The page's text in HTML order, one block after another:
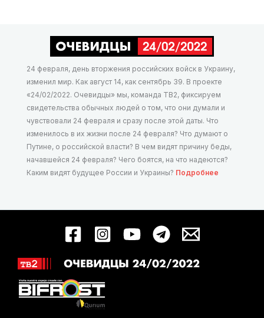
24 февраля, день вторжения российских войск в Украину,
изменил мир. Как август 14, как сентябрь 39. В проекте
«24/02/2022. Очевидцы» мы, команда ТВ2, фиксируем
свидетельства обычных людей о том, что они думали и
чувствовали 24 февраля и сразу после этой даты. Что
изменилось в их жизни после 24 февраля? Что думают о
Путине, о российской власти? В чем видят причину беды,
начавшейся 24 февраля? Чего боятся, на что надеются?
Каким видят будущее России и Украины? Подробнее